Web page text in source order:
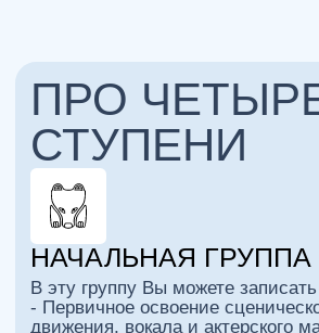
выступления по сценическому движению может
не быть.
МАСТЕР ГРУППА
В эту группу можно перевестись из продвинутой.
- Большие часовые спектакли и в два раза
больше занятий. Интересы детей начинают
преломляться в сторону театра. Спектакли
входят в репертуар студии и регулярно играются
в студии. Группа активно участвует в
театральных фестивалях и ездит с гастролями
по разным городам. Много самостоятельной
домашней работы и значительно большая
ответственность перед коллективом.